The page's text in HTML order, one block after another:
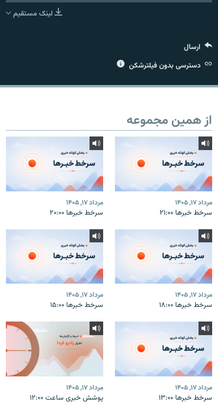
لینک مستقیم
ارسال
دسترسی بدون فیلترشکن
از همین مجموعه
مرداد ۱۷, ۱۴۰۵
سرخط خبرها ۲۱:۰۰
مرداد ۱۷, ۱۴۰۵
سرخط خبرها ۲۰:۰۰
مرداد ۱۷, ۱۴۰۵
سرخط خبرها ۱۸:۰۰
مرداد ۱۷, ۱۴۰۵
سرخط خبرها ۱۵:۰۰
مرداد ۱۷, ۱۴۰۵
سرخط خبرها ۱۳:۰۰
مرداد ۱۷, ۱۴۰۵
پوشش خبری ساعت ۱۲:۰۰